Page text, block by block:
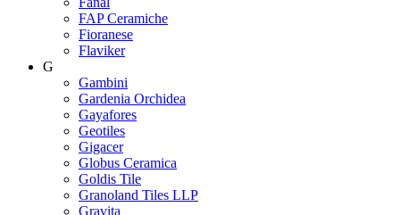
FAP Ceramiche
Fioranese
Flaviker
G
Gambini
Gardenia Orchidea
Gayafores
Geotiles
Gigacer
Globus Ceramica
Goldis Tile
Granoland Tiles LLP
Gravita